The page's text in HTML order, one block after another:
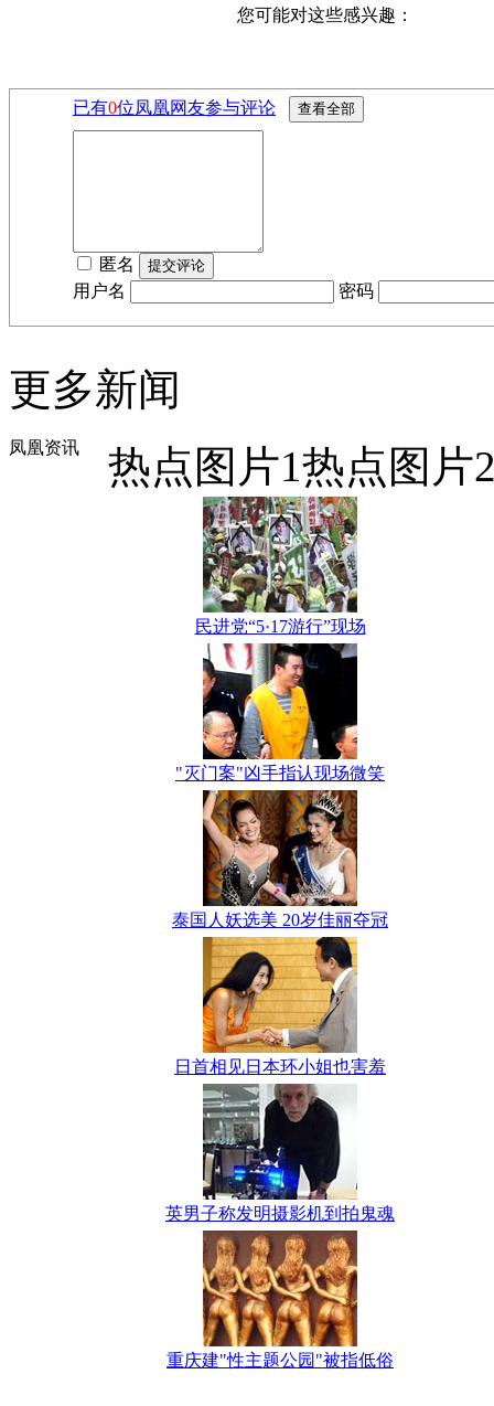
您可能对这些感兴趣：
已有0位凤凰网友参与评论
匿名
用户名
密码
更多新闻
凤凰资讯 热点图片1热点图片
民进党“5·17游行”现场
"灭门案"凶手指认现场微笑
泰国人妖选美 20岁佳丽夺冠
日首相见日本环小姐也害羞
英男子称发明摄影机到拍鬼魂
重庆建"性主题公园"被指低俗